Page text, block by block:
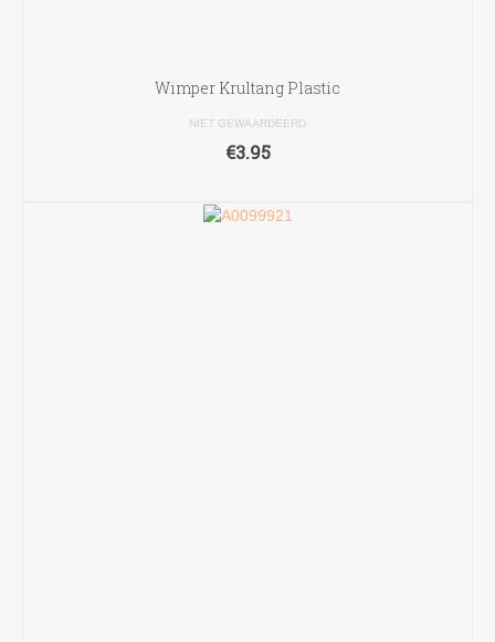
Wimper Krultang Plastic
NIET GEWAARDEERD
€3.95